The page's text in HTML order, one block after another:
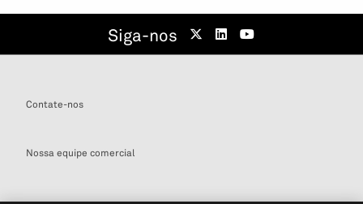
Siga-nos
Contate-nos
Nossa equipe comercial